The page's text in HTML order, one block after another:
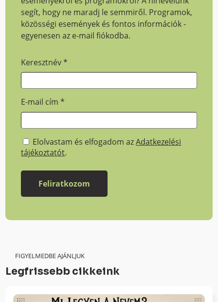
segít, hogy ne maradj le semmiről. Programok,
közösségi események és fontos információk -
egyenesen az e-mail fiókodba.
Keresztnév*
E-mail cím*
Elolvastam és elfogadom azAdatkezelési
tájékoztatót.
FIGYELMEDBE AJÁNLJUK
Legfrissebb cikkeink